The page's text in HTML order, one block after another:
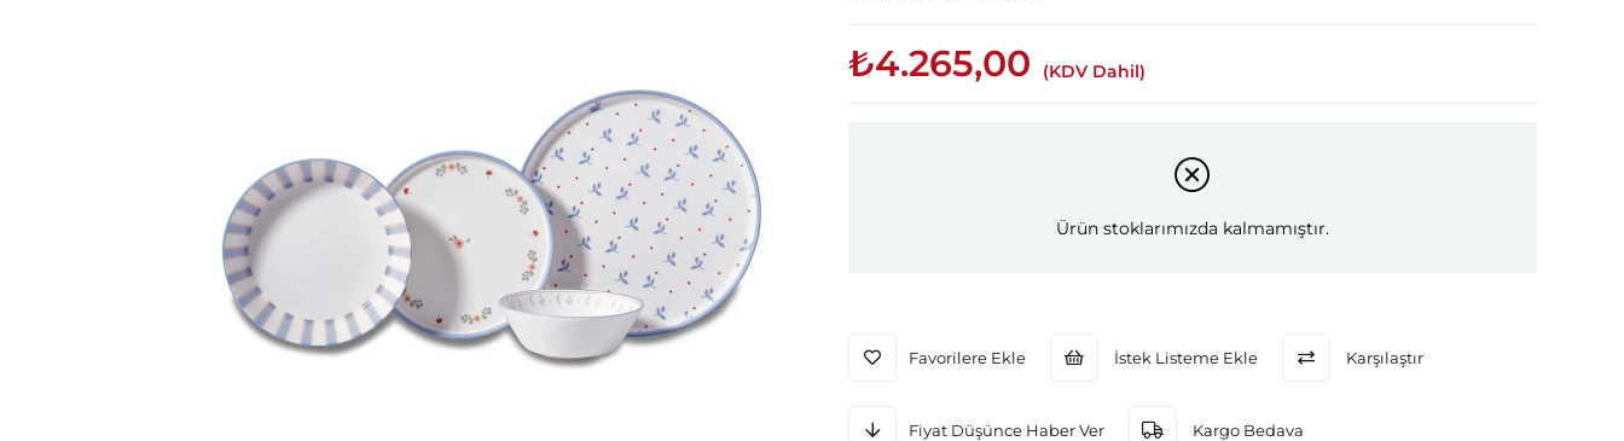
₺4.265,00 (KDV Dahil)
Ürün stoklarımızda kalmamıştır.
Favorilere Ekle İstek Listeme Ekle Karşılaştır
Fiyat Düşünce Haber Ver Kargo Bedava